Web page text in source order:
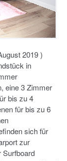
2019 )
in
eine 3 Zimmer
bis zu 4
für bis zu 6
sich für
zur
Surfboard